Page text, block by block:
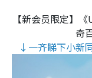
【新会员限定】
奇
↓一齐睇下小新